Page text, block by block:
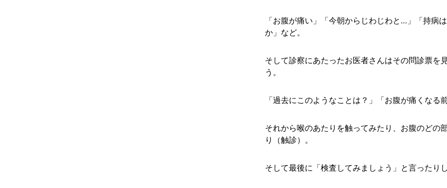
「お腹が痛い」「今朝からじわじわと…」「持病
か」など。
そして診察にあたったお医者さんはその問診票を
う。
「過去にこのようなことは？」「お腹が痛くな
それから喉のあたりを触ってみたり、お腹のどの
り（触診）。
そして最後に「検査してみましょう」と言ったり